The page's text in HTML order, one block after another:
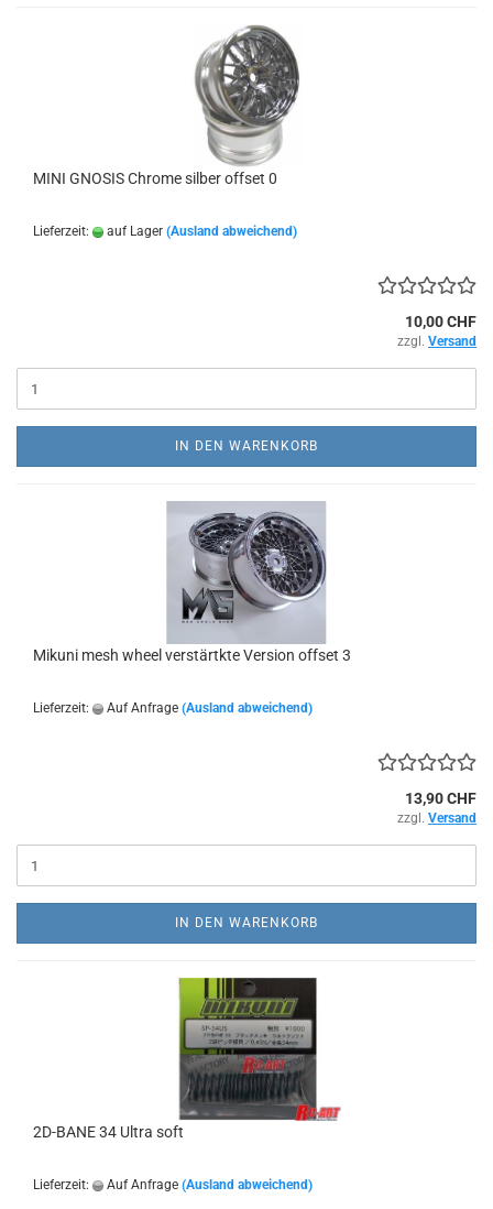
MINI GNOSIS Chrome silber offset 0
Lieferzeit: auf Lager (Ausland abweichend)
10,00 CHF
zzgl. Versand
IN DEN WARENKORB
Mikuni mesh wheel verstärtkte Version offset 3
Lieferzeit: Auf Anfrage (Ausland abweichend)
13,90 CHF
zzgl. Versand
IN DEN WARENKORB
2D-BANE 34 Ultra soft
Lieferzeit: Auf Anfrage (Ausland abweichend)